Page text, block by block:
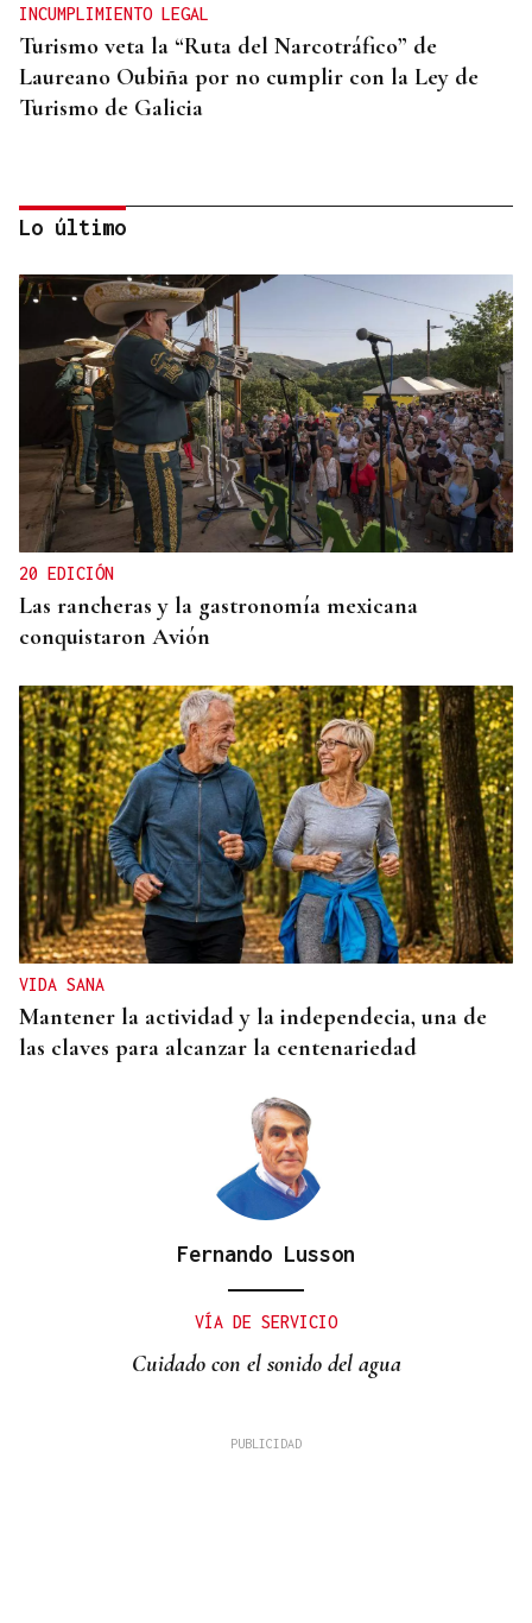
INCUMPLIMIENTO LEGAL
Turismo veta la “Ruta del Narcotráfico” de
Laureano Oubiña por no cumplir con la Ley de
Turismo de Galicia
PLANIFICAR CON ANTELACIÓN
Las compañías de autobuses recomiendan
adelantar los desplazamientos para evitar
saturaciones el día del eclipse
Lo último
20 EDICIÓN
Las rancheras y la gastronomía mexicana
conquistaron Avión
VIDA SANA
Mantener la actividad y la independecia, una de
las claves para alcanzar la centenariedad
Fernando Lusson
VÍA DE SERVICIO
Cuidado con el sonido del agua